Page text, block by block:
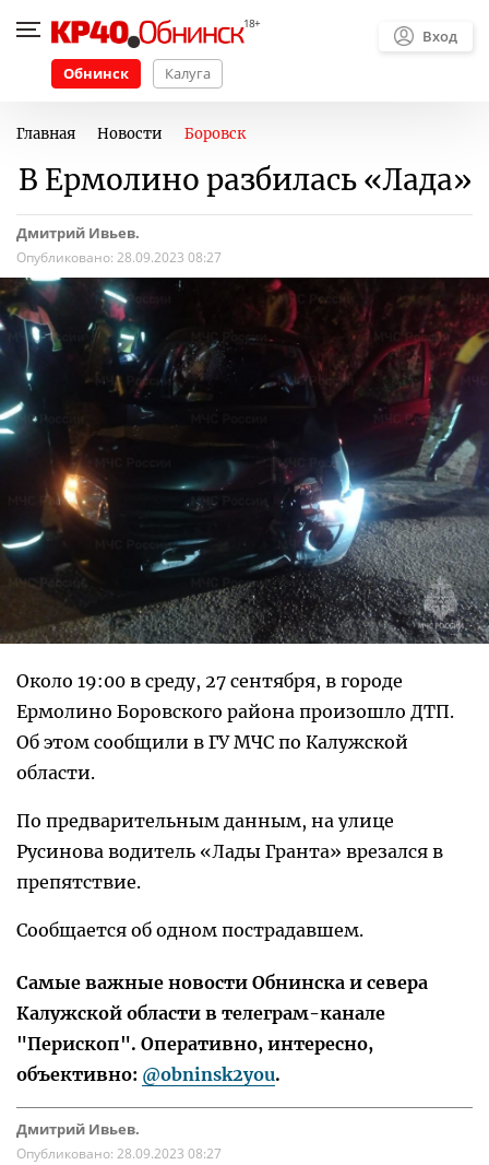
Обнинск Калуга
Вход
Главная Новости Боровск
В Ермолино разбилась «Лада»
Дмитрий Ивьев.
Опубликовано: 28.09.2023 08:27
Около 19:00 в среду, 27 сентября, в городе
Ермолино Боровского района произошло ДТП.
Об этом сообщили в ГУ МЧС по Калужской
области.
По предварительным данным, на улице
Русинова водитель «Лады Гранта» врезался в
препятствие.
Сообщается об одном пострадавшем.
Самые важные новости Обнинска и севера
Калужской области в телеграм-канале
"Перископ". Оперативно, интересно,
объективно: @obninsk2you.
Дмитрий Ивьев.
Опубликовано: 28.09.2023 08:27